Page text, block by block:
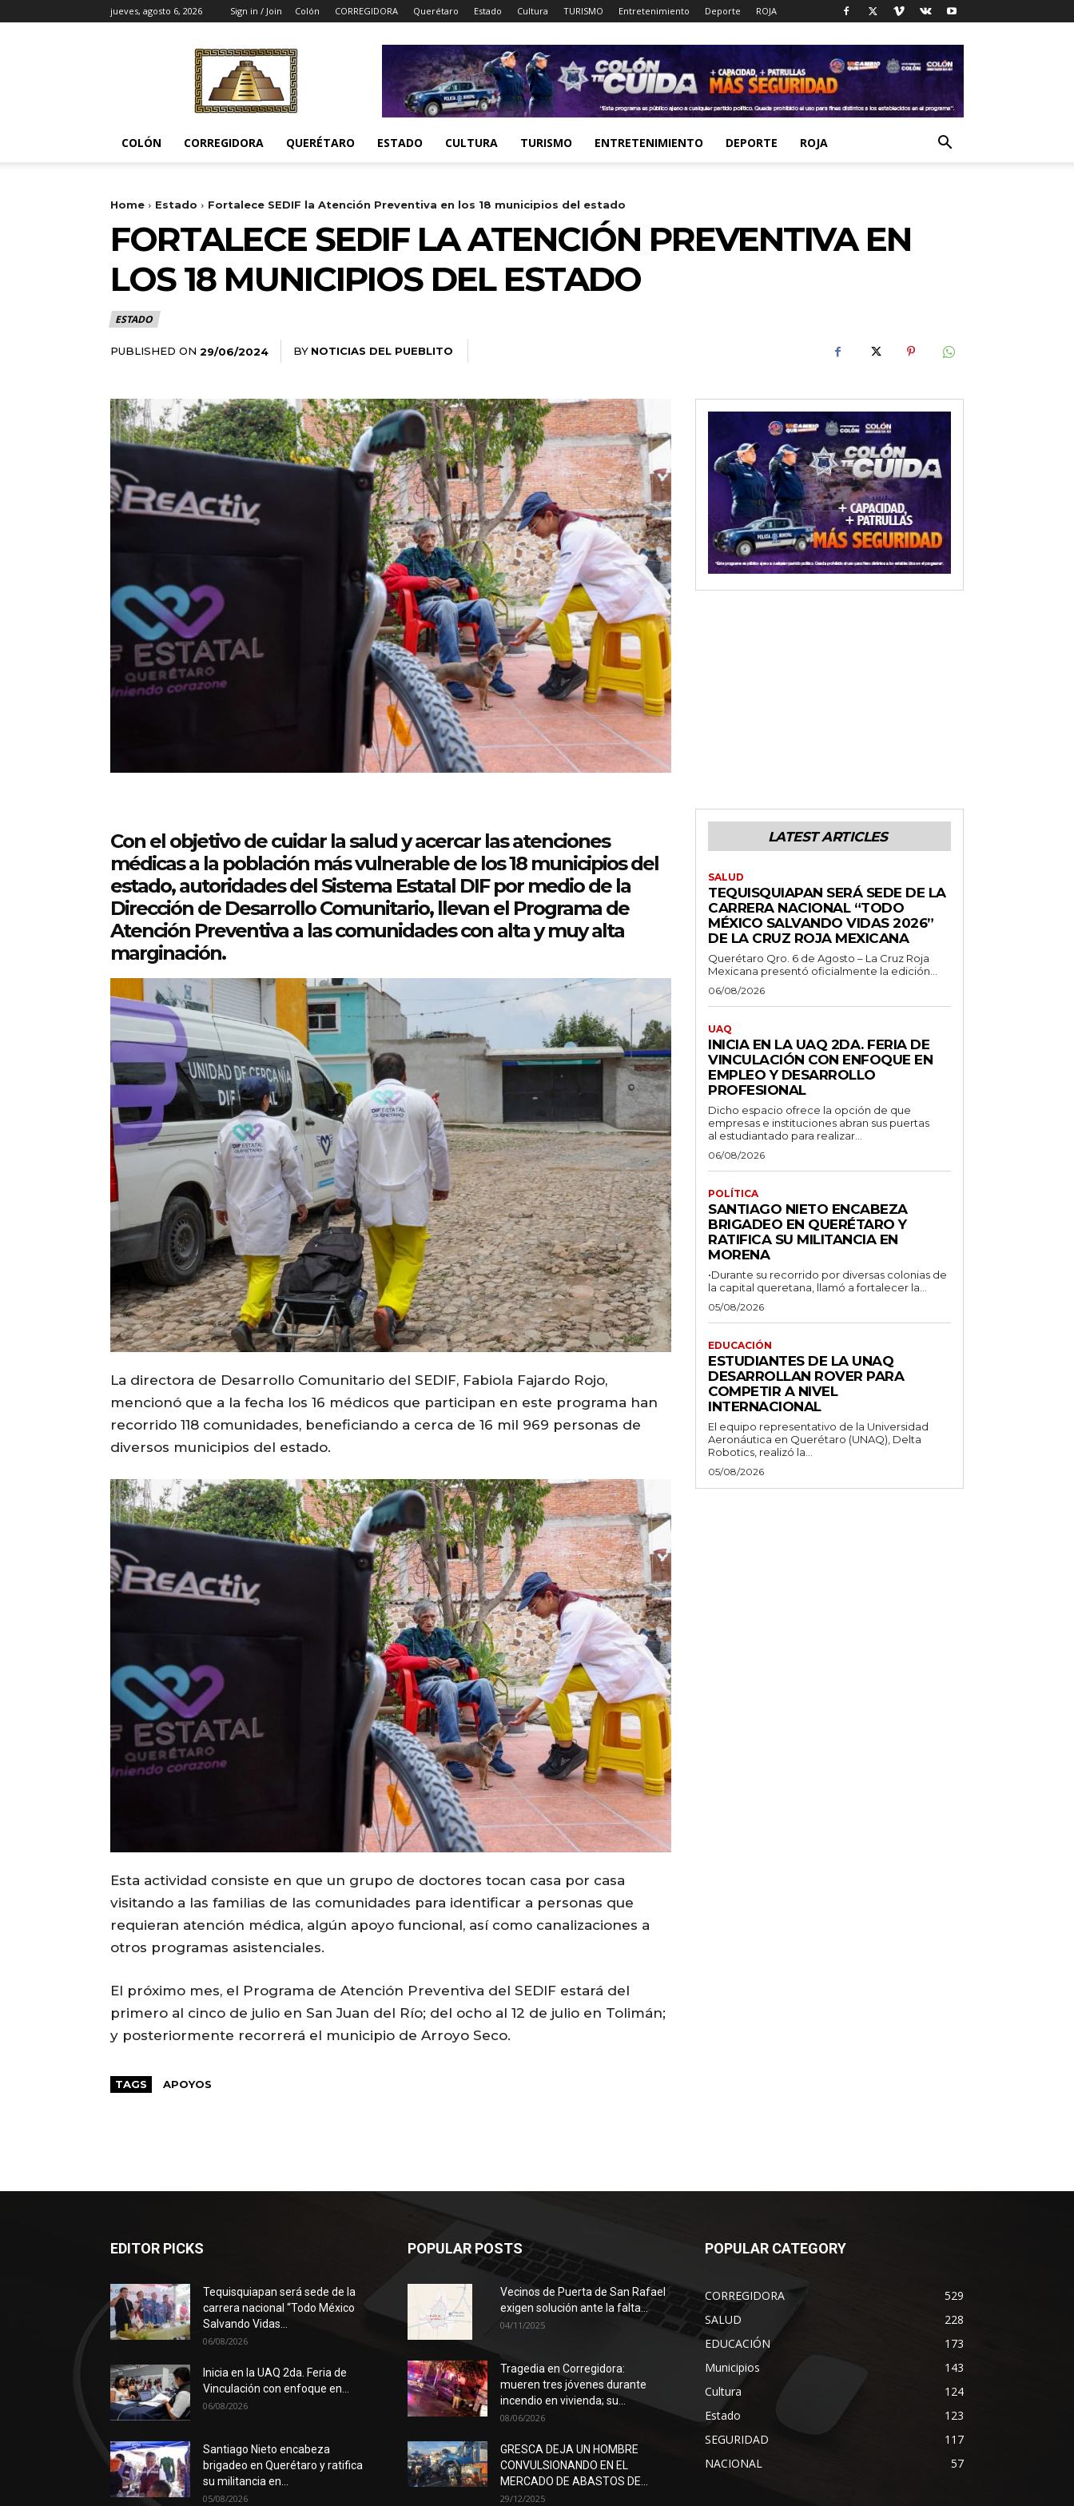
jueves, agosto 6, 2026 Sign in / Join Colón CORREGIDORA Querétaro Estado Cultura TURISMO Entretenimiento Deporte ROJA
Noticias
del
Pueblito
COLÓN CORREGIDORA QUERÉTARO ESTADO CULTURA TURISMO ENTRETENIMIENTO DEPORTE ROJA
Home Estado Fortalece SEDIF la Atención Preventiva en los 18 municipios del estado
FORTALECE SEDIF LA ATENCIÓN PREVENTIVA EN
LOS 18 MUNICIPIOS DEL ESTADO
ESTADO
PUBLISHED ON 29/06/2024 BY NOTICIAS DEL PUEBLITO
Con el objetivo de cuidar la salud y acercar las atenciones
médicas a la población más vulnerable de los 18 municipios del
estado, autoridades del Sistema Estatal DIF por medio de la
Dirección de Desarrollo Comunitario, llevan el Programa de
Atención Preventiva a las comunidades con alta y muy alta
marginación.
La directora de Desarrollo Comunitario del SEDIF, Fabiola Fajardo Rojo,
mencionó que a la fecha los 16 médicos que participan en este programa han
recorrido 118 comunidades, beneficiando a cerca de 16 mil 969 personas de
diversos municipios del estado.
Esta actividad consiste en que un grupo de doctores tocan casa por casa
visitando a las familias de las comunidades para identificar a personas que
requieran atención médica, algún apoyo funcional, así como canalizaciones a
otros programas asistenciales.
El próximo mes, el Programa de Atención Preventiva del SEDIF estará del
primero al cinco de julio en San Juan del Río; del ocho al 12 de julio en Tolimán;
y posteriormente recorrerá el municipio de Arroyo Seco.
TAGS APOYOS
LATEST ARTICLES
SALUD
TEQUISQUIAPAN SERÁ SEDE DE LA
CARRERA NACIONAL “TODO
MÉXICO SALVANDO VIDAS 2026”
DE LA CRUZ ROJA MEXICANA
Querétaro Qro. 6 de Agosto – La Cruz Roja
Mexicana presentó oficialmente la edición...
06/08/2026
UAQ
INICIA EN LA UAQ 2DA. FERIA DE
VINCULACIÓN CON ENFOQUE EN
EMPLEO Y DESARROLLO
PROFESIONAL
Dicho espacio ofrece la opción de que
empresas e instituciones abran sus puertas
al estudiantado para realizar...
06/08/2026
POLÍTICA
SANTIAGO NIETO ENCABEZA
BRIGADEO EN QUERÉTARO Y
RATIFICA SU MILITANCIA EN
MORENA
•Durante su recorrido por diversas colonias de
la capital queretana, llamó a fortalecer la...
05/08/2026
EDUCACIÓN
ESTUDIANTES DE LA UNAQ
DESARROLLAN ROVER PARA
COMPETIR A NIVEL
INTERNACIONAL
El equipo representativo de la Universidad
Aeronáutica en Querétaro (UNAQ), Delta
Robotics, realizó la...
05/08/2026
EDITOR PICKS
Tequisquiapan será sede de la
carrera nacional “Todo México
Salvando Vidas...
06/08/2026
Inicia en la UAQ 2da. Feria de
Vinculación con enfoque en...
06/08/2026
Santiago Nieto encabeza
brigadeo en Querétaro y ratifica
su militancia en...
05/08/2026
POPULAR POSTS
Vecinos de Puerta de San Rafael
exigen solución ante la falta...
04/11/2025
Tragedia en Corregidora:
mueren tres jóvenes durante
incendio en vivienda; su...
08/06/2026
GRESCA DEJA UN HOMBRE
CONVULSIONANDO EN EL
MERCADO DE ABASTOS DE...
29/12/2025
POPULAR CATEGORY
CORREGIDORA
529
SALUD
228
EDUCACIÓN
173
Municipios
143
Cultura
124
Estado
123
SEGURIDAD
117
NACIONAL
57